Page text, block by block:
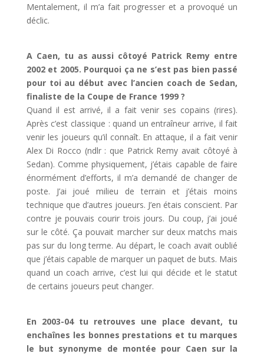
Mentalement, il m’a fait progresser et a provoqué un
déclic.
A Caen, tu as aussi côtoyé Patrick Remy entre
2002 et 2005. Pourquoi ça ne s’est pas bien passé
pour toi au début avec l’ancien coach de Sedan,
finaliste de la Coupe de France 1999 ?
Quand il est arrivé, il a fait venir ses copains (rires).
Après c’est classique : quand un entraîneur arrive, il fait
venir les joueurs qu’il connaît. En attaque, il a fait venir
Alex Di Rocco (ndlr : que Patrick Remy avait côtoyé à
Sedan). Comme physiquement, j’étais capable de faire
énormément d’efforts, il m’a demandé de changer de
poste. J’ai joué milieu de terrain et j’étais moins
technique que d’autres joueurs. J’en étais conscient. Par
contre je pouvais courir trois jours. Du coup, j’ai joué
sur le côté. Ça pouvait marcher sur deux matchs mais
pas sur du long terme. Au départ, le coach avait oublié
que j’étais capable de marquer un paquet de buts. Mais
quand un coach arrive, c’est lui qui décide et le statut
de certains joueurs peut changer.
En 2003-04 tu retrouves une place devant, tu
enchaînes les bonnes prestations et tu marques
le but synonyme de montée pour Caen sur la